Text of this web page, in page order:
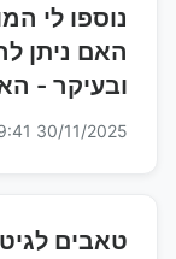
נוספו לי
האם ניתן
ובעיקר -
30/11/2025 19:41
טאבים